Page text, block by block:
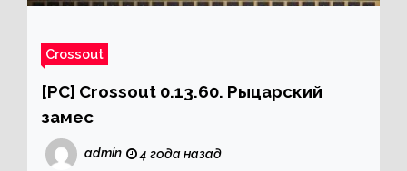
Crossout
[PC] Crossout 0.13.60. Рыцарский
замес
admin 4 года назад